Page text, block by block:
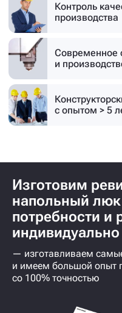
Контроль
производства
Современное
и
с опытом > 5
Изготовим
напольный
потребности и
— изготавливаем
и имеем большой опыт
со 100% точностью